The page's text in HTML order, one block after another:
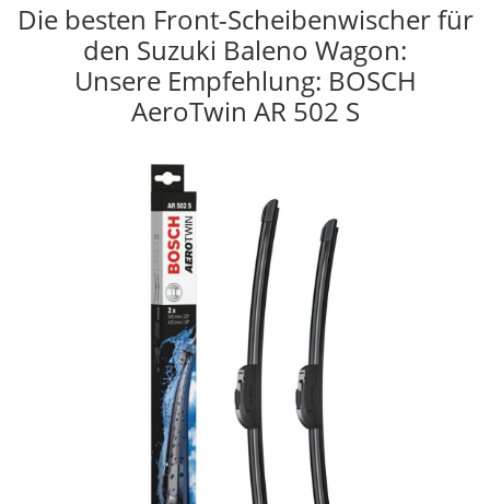
Die besten Front-Scheibenwischer für
den Suzuki Baleno Wagon:
Unsere Empfehlung: BOSCH
AeroTwin AR 502 S